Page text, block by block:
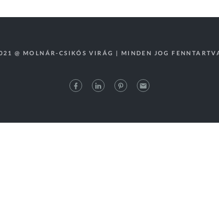
@ MOLNÁR-CSIKÓS VIRÁG | MINDEN JOG